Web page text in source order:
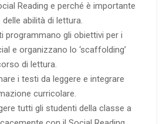
Reading e perché è importante
abilità di lettura.
programmano gli obiettivi per i
e organizzano lo ‘scaffolding’
di lettura.
i testi da leggere e integrare
curricolare.
tutti gli studenti della classe a